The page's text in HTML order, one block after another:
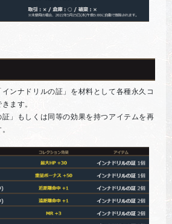
ンナドリルの証」を材料として各種永久コ
ます。
」もしくは同等の効果を持つアイテムを再